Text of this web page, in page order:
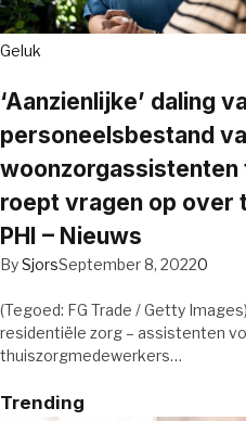
Geluk
‘Aanzienlijke’ daling
personeelsbestand
woonzorgassistenten
roept vragen op over
PHI – Nieuws
BySjorsSeptember 8, 20220
(Tegoed: FG Trade / Getty
residentiële zorg – assistenten
thuiszorgmedewerkers…
Trending